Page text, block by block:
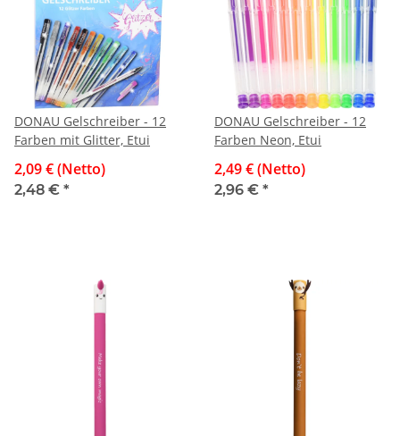
DONAU Gelschreiber - 12
Farben mit Glitter, Etui
2,09 € (Netto)
2,48 € *
DONAU Gelschreiber - 12
Farben Neon, Etui
2,49 € (Netto)
2,96 € *